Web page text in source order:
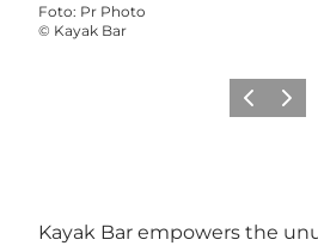
Foto: Pr Photo
© Kayak Bar
Vorige
Kayak Bar empowers the